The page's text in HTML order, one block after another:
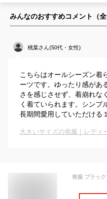
みんなのおすすめコメント（全
桃葉さん(50代・女性)
こちらはオールシーズン着
ーツです。ゆったり感があ
さを感じさせず、着崩れな
く着ていられます。シンプ
長期間愛用していただける